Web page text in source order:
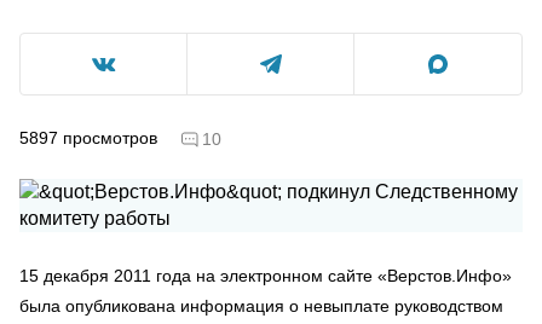
5897 просмотров 10
15 декабря 2011 года на электронном сайте «Верстов.Инфо»
была опубликована информация о невыплате руководством